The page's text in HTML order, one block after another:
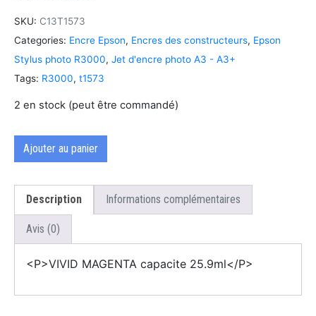
SKU: C13T1573
Categories: Encre Epson, Encres des constructeurs, Epson
Stylus photo R3000, Jet d'encre photo A3 - A3+
Tags: R3000, t1573
2 en stock (peut être commandé)
Ajouter au panier
Description Informations complémentaires
Avis (0)
<P>VIVID MAGENTA capacite 25.9ml</P>